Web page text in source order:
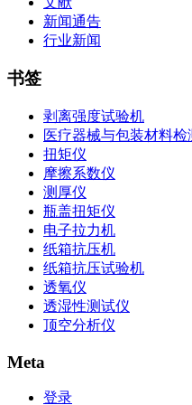
新闻通告
行业新闻
书签
剥离强度试验机
医疗器械与包装材料检
扭矩仪
摩擦系数仪
测厚仪
瓶盖扭矩仪
电子拉力机
纸箱抗压机
纸箱抗压试验机
透氧仪
透湿性测试仪
顶空分析仪
Meta
登录